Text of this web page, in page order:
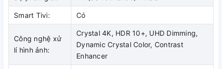
từng khung hình sáng và tối mang đến trải nghiệm xem chân
thực hơn, độ chi tiết cao và màu sắc ấn tượng.
Công nghệ UHD Dimming tăng
cường độ chi tiết hiển thị của hình
Smart Tivi: Có
Công nghệ xử
lí hình ảnh:
Crystal 4K, HDR 10+, UHD Dimming,
Dynamic Crystal Color, Contrast
Enhancer